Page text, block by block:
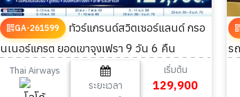
GA-261599
ทัวร์แกรนด์สวิตเซอร์แลนด์ กรอ
นเนอร์แกรต ยอดเขาจุงเฟรา 9 วัน 6 คืน
Thai Airways
ระยะเวลา
เริ่มต้น
129,900
ร